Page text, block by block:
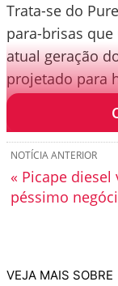
Trata-se do
para-brisas
atual geração
projetado para
construíram a
NOTÍCIA ANTERIOR
« Picape diesel
péssimo
VEJA MAIS SOBRE